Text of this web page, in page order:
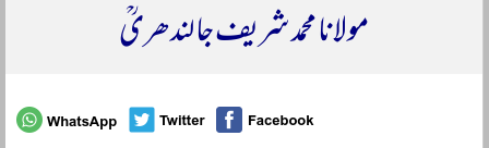
مولانا محمد شریف جالندھریؒ